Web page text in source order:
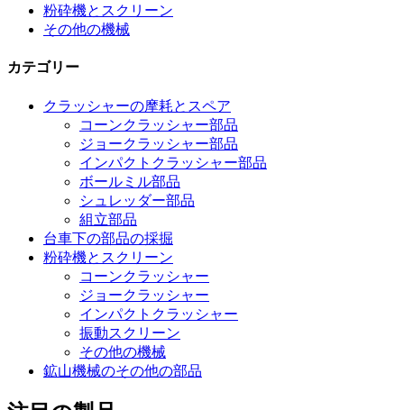
粉砕機とスクリーン
その他の機械
カテゴリー
クラッシャーの摩耗とスペア
コーンクラッシャー部品
ジョークラッシャー部品
インパクトクラッシャー部品
ボールミル部品
シュレッダー部品
組立部品
台車下の部品の採掘
粉砕機とスクリーン
コーンクラッシャー
ジョークラッシャー
インパクトクラッシャー
振動スクリーン
その他の機械
鉱山機械のその他の部品